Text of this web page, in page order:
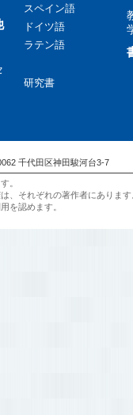
スペイン語
ドイツ語
ラテン語
研究書
千代田区神田駿河台3-7
。
、それぞれの著作者にありま
を認めます。